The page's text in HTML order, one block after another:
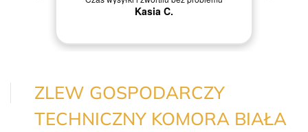
Kasia C.
ZLEW GOSPODARCZY
TECHNICZNY KOMORA BIAŁA